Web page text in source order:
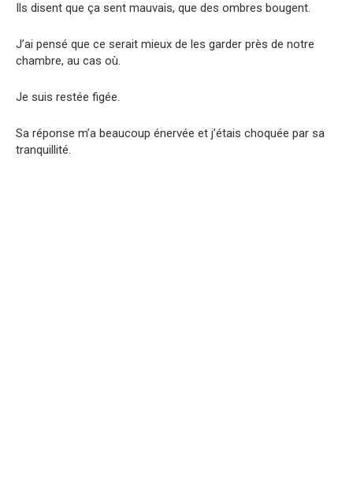
Ils disent que ça sent mauvais, que des ombres bougent.
J’ai pensé que ce serait mieux de les garder près de notre
chambre, au cas où.
Je suis restée figée.
Sa réponse m’a beaucoup énervée et j’étais choquée par sa
tranquillité.